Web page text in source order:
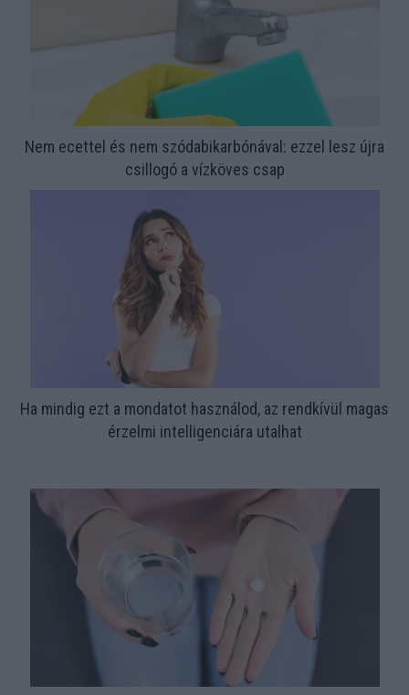
Nem ecettel és nem szódabikarbónával: ezzel lesz újra
csillogó a vízköves csap
Ha mindig ezt a mondatot használod, az rendkívül magas
érzelmi intelligenciára utalhat